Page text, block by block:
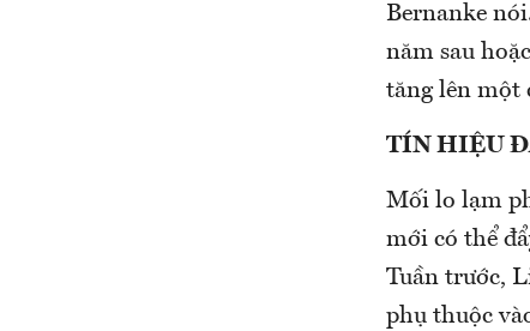
Bernanke
năm sau
tăng lên một
TÍN HIỆU
Mối lo lạm
mới có thể
Tuần trước,
phụ thuộc